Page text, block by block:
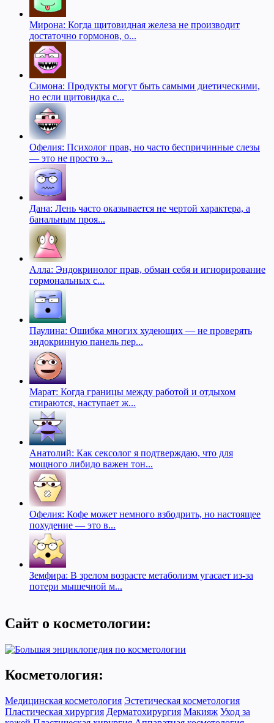
Мирона: Когда щитовидная железа не производит
достаточно гормонов, о...
Симона: Продукты могут быть самыми диетическими,
но если щитовидка с...
Офелия: Психолог прав, но часто беспричинные слезы
— это не просто э...
Дана: Лень часто оказывается не чертой характера, а
банальным проя...
Алла: Эндокринолог прав, обман себя и игнорирование
гормональных с...
Паулина: Ошибка многих худеющих — не проверять
эндокринную панель пер...
Марат: Когда границы между работой и отдыхом
стираются, наступает ж...
Анатолий: Как сексолог я подтверждаю, что для
мощного либидо важен тон...
Офелия: Кофе может немного взбодрить, но настоящее
похудение — это в...
Земфира: В зрелом возрасте метаболизм угасает из-за
потери мышечной м...
Сайт о косметологии:
Косметология:
Медицинская косметология Эстетическая косметология
Пластическая хирургия Дерматохирургия Макияж Уход за